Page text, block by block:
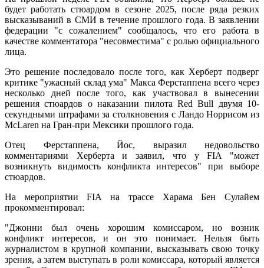
будет работать стюардом в сезоне 2025, после ряда резких
высказываний в СМИ в течение прошлого года. В заявлении
федерации "с сожалением" сообщалось, что его работа в
качестве комментатора "несовместима" с ролью официального
лица.
Это решение последовало после того, как Херберт подверг
критике "ужасный склад ума" Макса Ферстаппена всего через
несколько дней после того, как участвовал в вынесении
решения стюардов о наказании пилота Red Bull двумя 10-
секундными штрафами за столкновения с Ландо Норрисом из
McLaren на Гран-при Мексики прошлого года.
Отец Ферстаппена, Йос, выразил недовольство
комментариями Херберта и заявил, что у FIA "может
возникнуть видимость конфликта интересов" при выборе
стюардов.
На мероприятии FIA на трассе Харама Бен Сулайем
прокомментировал:
"Джонни был очень хорошим комиссаром, но возник
конфликт интересов, и он это понимает. Нельзя быть
журналистом в крупной компании, высказывать свою точку
зрения, а затем выступать в роли комиссара, который является